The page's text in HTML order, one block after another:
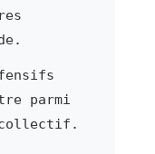
parmi